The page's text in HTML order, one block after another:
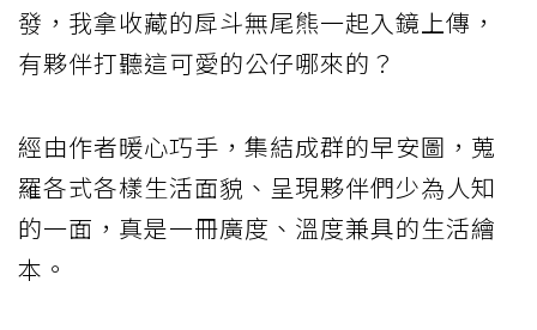
發，我拿收藏的戽斗無尾熊一起入鏡上傳，
有夥伴打聽這可愛的公仔哪來的？
經由作者暖心巧手，集結成群的早安圖，蒐
羅各式各樣生活面貌、呈現夥伴們少為人知
的一面，真是一冊廣度、溫度兼具的生活繪
本。